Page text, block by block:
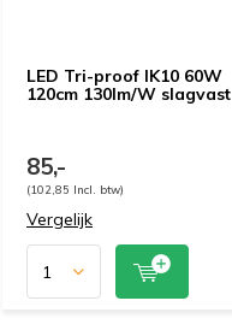
LED Tri-proof IK10 60W
120cm 130lm/W slagvast
85,-
(102,85 Incl. btw)
Vergelijk